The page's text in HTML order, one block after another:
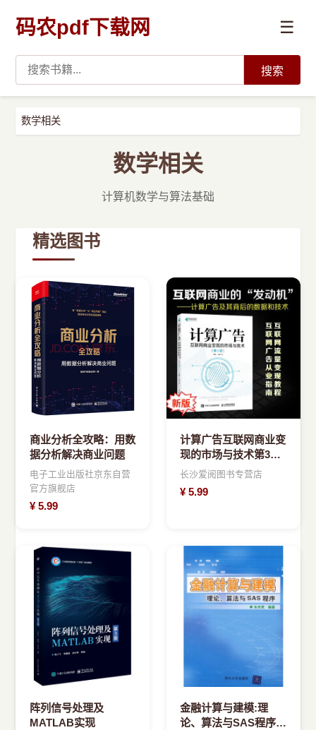
码农pdf下载网 ☰
系统编程
新兴语言
预订书籍
搜索
数学相关
数学相关
计算机数学与算法基础
精选图书
商业分析全攻略：用数
据分析解决商业问题
电子工业出版社京东自营
官方旗舰店
¥ 5.99
计算广告互联网商业变
现的市场与技术第3版
计算广告：互联网商业
长沙爱阅图书专营店
¥ 5.99
阵列信号处理及
MATLAB实现
金融计算与建模:理
论、算法与SAS程序朱